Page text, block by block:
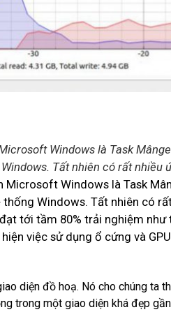
Windows là Task
Tất nhiên có rất nhiều
Windows là Task
Windows. Tất nhiên có
tới tầm 80% trải nghiệm
việc sử dụng ổ cứng và
diện đồ hoạ. Nó cho chúng ta
trong một giao diện khá đẹp